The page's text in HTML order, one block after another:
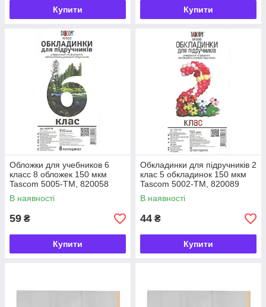
Купити Купити
Обложки для учебников 6
класс 8 обложек 150 мкм
Tascom 5005-TM, 820058
В наявності
59 ₴
Купити
Обкладинки для підручників 2
клас 5 обкладинок 150 мкм
Tascom 5002-TM, 820089
В наявності
44 ₴
Купити